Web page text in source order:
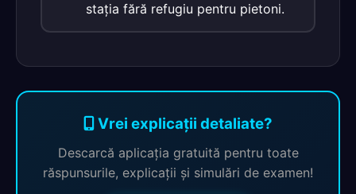
staţia fără refugiu pentru pietoni.
Vrei explicații detaliate?
Descarcă aplicația gratuită pentru toate
răspunsurile, explicații și simulări de examen!